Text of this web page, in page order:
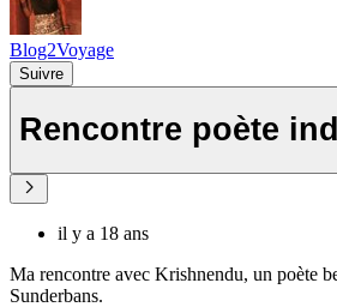
Blog2Voyage
Suivre
Rencontre poète
il y a 18 ans
Ma rencontre avec Krishnendu, un poète
Sunderbans.